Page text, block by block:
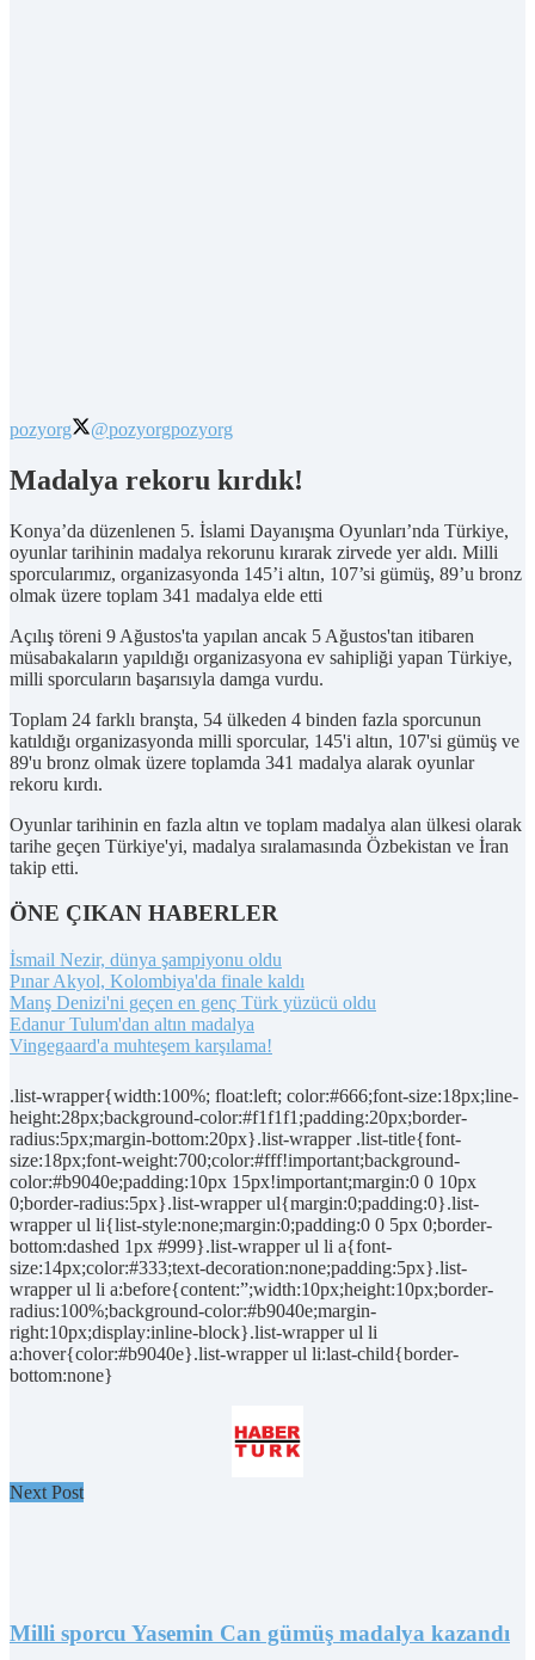
pozyorg @pozyorgpozyorg
Madalya rekoru kırdık!
Konya’da düzenlenen 5. İslami Dayanışma Oyunları’nda Türkiye,
oyunlar tarihinin madalya rekorunu kırarak zirvede yer aldı. Milli
sporcularımız, organizasyonda 145’i altın, 107’si gümüş, 89’u bronz
olmak üzere toplam 341 madalya elde etti
Açılış töreni 9 Ağustos'ta yapılan ancak 5 Ağustos'tan itibaren
müsabakaların yapıldığı organizasyona ev sahipliği yapan Türkiye,
milli sporcuların başarısıyla damga vurdu.
Toplam 24 farklı branşta, 54 ülkeden 4 binden fazla sporcunun
katıldığı organizasyonda milli sporcular, 145'i altın, 107'si gümüş ve
89'u bronz olmak üzere toplamda 341 madalya alarak oyunlar
rekoru kırdı.
Oyunlar tarihinin en fazla altın ve toplam madalya alan ülkesi olarak
tarihe geçen Türkiye'yi, madalya sıralamasında Özbekistan ve İran
takip etti.
ÖNE ÇIKAN HABERLER
İsmail Nezir, dünya şampiyonu oldu
Pınar Akyol, Kolombiya'da finale kaldı
Manş Denizi'ni geçen en genç Türk yüzücü oldu
Edanur Tulum'dan altın madalya
Vingegaard'a muhteşem karşılama!
.list-wrapper{width:100%; float:left; color:#666;font-size:18px;line-
height:28px;background-color:#f1f1f1;padding:20px;border-
radius:5px;margin-bottom:20px}.list-wrapper .list-title{font-
size:18px;font-weight:700;color:#fff!important;background-
color:#b9040e;padding:10px 15px!important;margin:0 0 10px
0;border-radius:5px}.list-wrapper ul{margin:0;padding:0}.list-
wrapper ul li{list-style:none;margin:0;padding:0 0 5px 0;border-
bottom:dashed 1px #999}.list-wrapper ul li a{font-
size:14px;color:#333;text-decoration:none;padding:5px}.list-
wrapper ul li a:before{content:”;width:10px;height:10px;border-
radius:100%;background-color:#b9040e;margin-
right:10px;display:inline-block}.list-wrapper ul li
a:hover{color:#b9040e}.list-wrapper ul li:last-child{border-
bottom:none}
Next Post
Milli sporcu Yasemin Can gümüş madalya kazandı